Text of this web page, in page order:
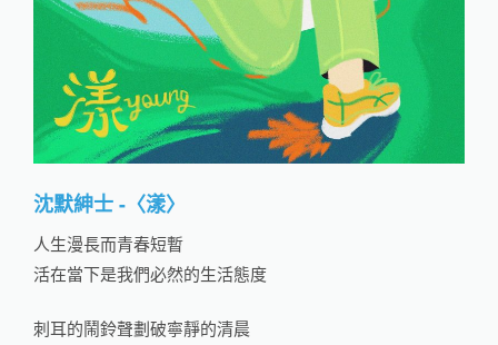
沈默紳士 -〈漾〉
人生漫長而青春短暫
活在當下是我們必然的生活態度
刺耳的鬧鈴聲劃破寧靜的清晨